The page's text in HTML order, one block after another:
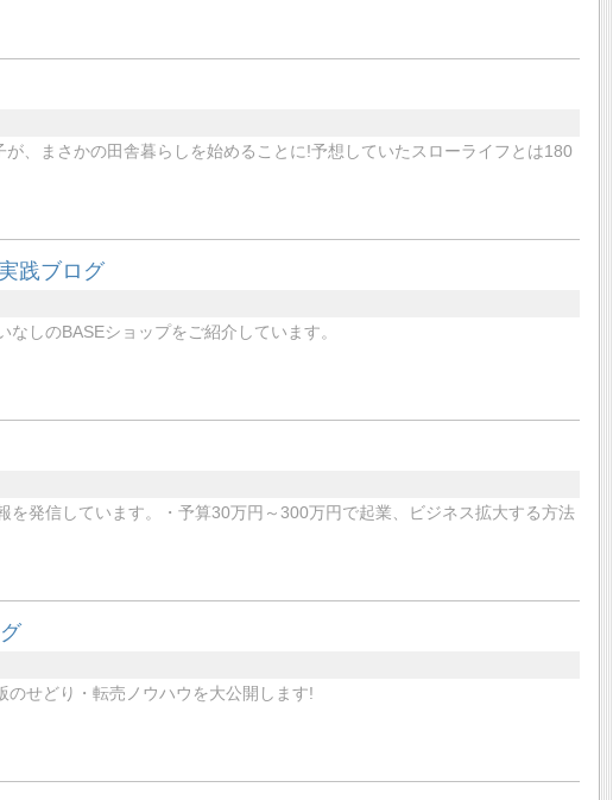
、まさかの田舎暮らしを始めることに!予想していたスローライフとは180
践ブログ
しのBASEショップをご紹介しています。
を発信しています。・予算30万円～300万円で起業、ビジネス拡大する方法
せどり・転売ノウハウを大公開します!